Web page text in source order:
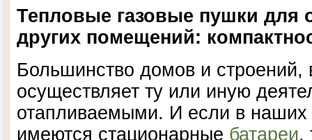
Тепловые газовые пушки для
других помещений:
Большинство домов и строений,
осуществляет ту или иную
отапливаемыми. И если в наших
имеются стационарные батареи,